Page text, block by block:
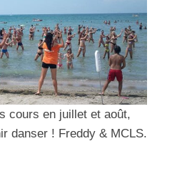
cours en juillet et août,
danser ! Freddy & MCLS.